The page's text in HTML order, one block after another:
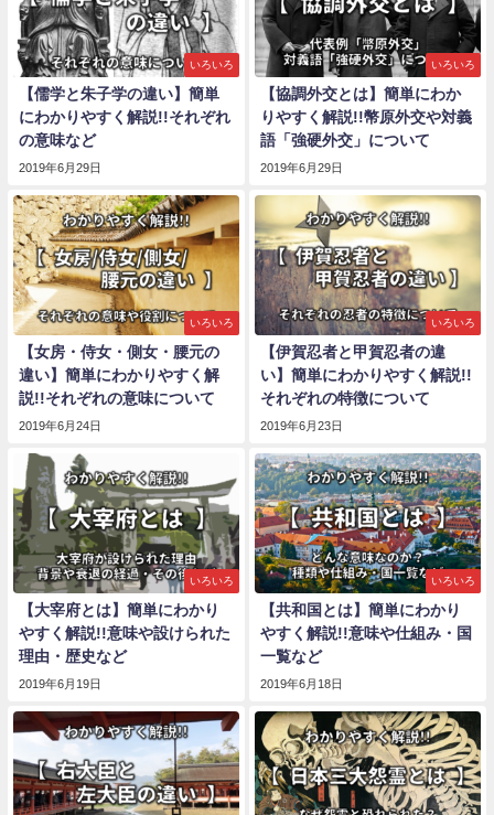
いろいろ
【儒学と朱子学の違い】簡単
にわかりやすく解説!!それぞれ
の意味など
2019年6月29日
いろいろ
【協調外交とは】簡単にわか
りやすく解説!!幣原外交や対義
語「強硬外交」について
2019年6月29日
いろいろ
【女房・侍女・側女・腰元の
違い】簡単にわかりやすく解
説!!それぞれの意味について
2019年6月24日
いろいろ
【伊賀忍者と甲賀忍者の違
い】簡単にわかりやすく解説!!
それぞれの特徴について
2019年6月23日
いろいろ
【大宰府とは】簡単にわかり
やすく解説!!意味や設けられた
理由・歴史など
2019年6月19日
いろいろ
【共和国とは】簡単にわかり
やすく解説!!意味や仕組み・国
一覧など
2019年6月18日